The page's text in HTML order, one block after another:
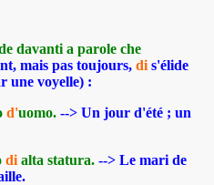
davanti a parole che
mais pas toujours, di s'élide
une voyelle) :
d'uomo. --> Un jour d'été ; un
di alta statura. --> Le mari de